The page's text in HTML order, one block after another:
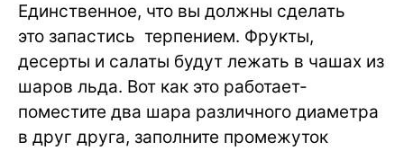
Единственное, что вы должны сделать
это запастись терпением. Фрукты,
десерты и салаты будут лежать в чашах из
шаров льда. Вот как это работает-
поместите два шара различного диаметра
в друг друга, заполните промежуток